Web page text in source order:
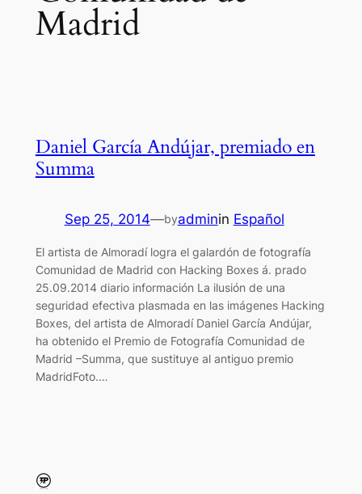
Madrid
Daniel García Andújar, premiado en
Summa
Sep 25, 2014—byadminin Español
El artista de Almoradí logra el galardón de fotografía
Comunidad de Madrid con Hacking Boxes á. prado
25.09.2014 diario información La ilusión de una
seguridad efectiva plasmada en las imágenes Hacking
Boxes, del artista de Almoradí Daniel García Andújar,
ha obtenido el Premio de Fotografía Comunidad de
Madrid –Summa, que sustituye al antiguo premio
MadridFoto.…